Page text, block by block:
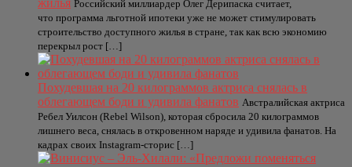
жилья Российский миллиардер Олег Дерипаска считает,
что программа льготной ипотеки уже не может стимулировать
строительство доступного жилья в стране, так как всю экономию
перекрыл рост […]
Похудевшая на 20 килограммов актриса снялась в
облегающем боди и удивила фанатов Австралийская актриса
Ребел Уилсон (Rebel Wilson), которая сбросила 20 килограммов
лишнего веса, снялась в откровенном наряде и удивила фанатов. На
кадрах своих Instagram-сторис […]